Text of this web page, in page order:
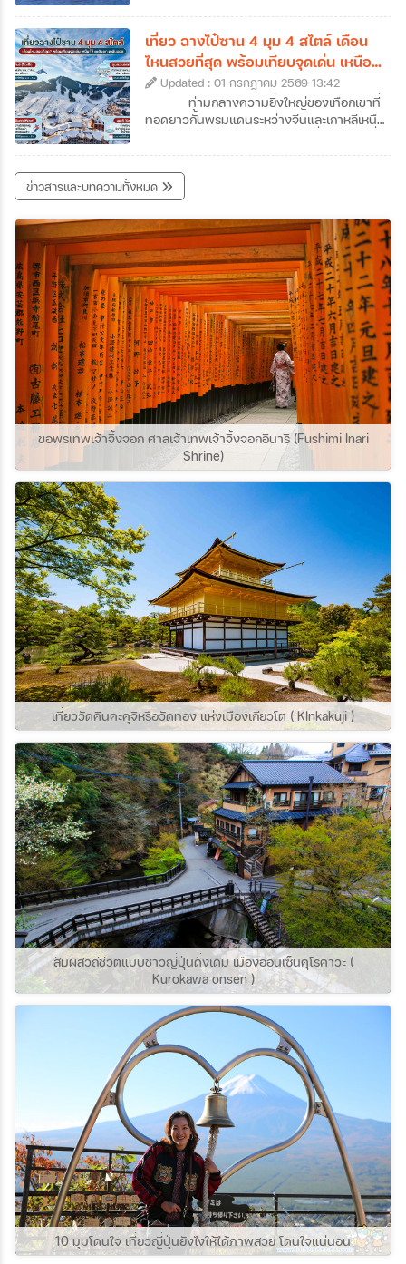
แต่ถ้าหากได้ลองได้หยุดพักเที่ยวจูไห่และออกไป
สัมผัสแลนด์มาร์คสำคัญ ๆ ของเมืองดูสักครั้ง
รับรองได้ว่าจะตกหลุมรักความละเมียดละไมของ
เมืองนี้กันอย่างถอนตัวไม่ขึ้นค่ะ ซึ่งเราก็ได้
รวบรวมข้อมูลเที่ยวจูไห่ที่น่าสนใจ พร้อมเปิดลิ
สต์ 7 พิกัดห้ามพลาดที่เมืองชายทะเลสุดโรแมน
ติกแห่งนี้มาฝากกันค่ะ
ทั้งเกาะกลายเป็นสีขาวโพลนดั่งปะการังหิมะ
ส่องประกายระยิบระยับราวผลึกแก้ว กลายเป็น
ทิวทัศน์สุดอัศจรรย์ที่งดงามราวกับหลุดออกมา
จากภาพวาดพู่กันจีนซ่อนตัวอยู่ สถานที่แห่งนี้
คือเกาะวูซง (Wusong) เกาะเล็ก ๆ ซึ่งตั้งอยู่ใน
แม่น้ำซงฮวา (Songhua) ใกล้กับเมืองจี๋หลิน
(Jilin City) ในประเทศจีนค่ะ หากคุณเป็นคนที่
เดินทางที่เต็มไปด้วยเสน่ห์ของวัฒนธรรมท้อง
ถิ่น การวางแผนมาเที่ยวเกาะวูซงเพื่อสัมผัส
ปรากฏการณ์อันน่าอัศจรรย์นี้ด้วยตาตัวเองสัก
ครั้ง คือรางวัลชีวิตที่คุ้มค่าเกินบรรยายอย่าง
แน่นอนค่ะ ว่าแล้วก็อย่ารอช้าเพราะเราได้
รวบรวม ข้อมูลเที่ยวเกาะวูซง ที่ได้ชื่อว่าเป็น
หนึ่งในสี่สิ่งมหัศจรรย์ทางธรรมชาติที่ห้ามพลาด
ของจีนมาให้แล้วค่ะ
เที่ยว ฉางไป๋ซาน 4 มุม 4 สไตล์ เดือน
ไหนสวยที่สุด พร้อมเทียบจุดเด่น เหนือ
ใต้ ตะวันตก ตะวันออก
Updated : 01 กรกฎาคม 2569 13:42
ท่ามกลางความยิ่งใหญ่ของเทือกเขาที่
ทอดยาวกั้นพรมแดนระหว่างจีนและเกาหลีเหนือ
ทัวร์จีนจี๋หลินที่สามารถเดินทางไปสัมผัสความ
มหัศจรรย์ของธรรมชาติได้ตลอดทั้งปี สถานที่
แห่งนี้ไม่ได้มีเพียงแค่ภูเขาหิมะที่ขาวโพลนในฤดู
หนาว แต่ยังซ่อนเร้นความงามของทะเลสาบ
สีน้ำเงินเข้มบนปากปล่องภูเขาไฟที่สูงที่สุดในจีน
รวมถึงผืนป่าดึกดำบรรพ์ที่เปลี่ยนสีสันไปตาม
ฤดูกาลอย่างน่าอัศจรรย์ แน่นอนว่าวันนี้เราจะ
พาทุกท่านมาทัวร์ฉางไป๋ซานแบบครบทุกซอก
ทุกมุม พร้อมข้อมูลเที่ยวฉางไป๋ซานแบบละเอียด
ไม่ว่าจะเป็นความงามทั้ง 4 ด้านของฉางไป๋ซาน
สถานที่เที่ยวฉางไป๋ซานและกิจกรรมต่าง ๆ เพื่อ
ช่วยให้สามารถวางแผนทริปทัวร์ฉางไป๋ซานได้
อย่างสมบูรณ์แบบที่สุดค่ะ เตรียมตัวให้พร้อม
แล้วมาร่วมเดินทางไปกับเราที่ภูเขาศักดิ์สิทธิ์
แห่งนี้กันค่ะ
ข่าวสารและบทความทั้งหมด
ขอพรเทพเจ้าจิ้งจอก ศาลเจ้าเทพเจ้าจิ้งจอกอินาริ (Fushimi Inari
Shrine)
เที่ยววัดคินคะคุจิหรือวัดทอง แห่งเมืองเกียวโต ( KInkakuji )
สัมผัสวิถีชีวิตแบบชาวญี่ปุ่นดั่งเดิม เมืองออนเซ็นคุโรคาวะ (
Kurokawa onsen )
10 มุมโดนใจ เที่ยวญี่ปุ่นยังไงให้ได้ภาพสวย โดนใจแน่นอน